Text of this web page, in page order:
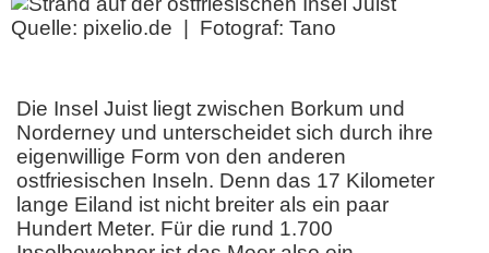
Quelle: pixelio.de | Fotograf: Tano
Die Insel Juist liegt zwischen Borkum und
Norderney und unterscheidet sich durch ihre
eigenwillige Form von den anderen
ostfriesischen Inseln. Denn das 17 Kilometer
lange Eiland ist nicht breiter als ein paar
Hundert Meter. Für die rund 1.700